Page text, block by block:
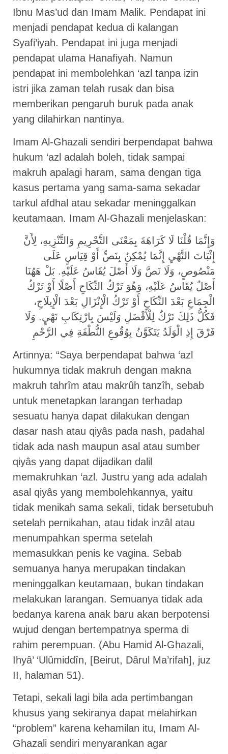
Ibnu Mas’ud dan Imam Malik. Pendapat ini
menjadi pendapat kedua di kalangan
Syafi’iyah. Pendapat ini juga menjadi
pendapat ulama Hanafiyah. Namun
pendapat ini membolehkan ‘azl tanpa izin
istri jika zaman telah rusak dan bisa
memberikan pengaruh buruk pada anak
yang dilahirkan nantinya.
Imam Al-Ghazali sendiri berpendapat bahwa
hukum ‘azl adalah boleh, tidak sampai
makruh apalagi haram, sama dengan tiga
kasus pertama yang sama-sama sekadar
tarkul afdhal atau sekadar meninggalkan
keutamaan. Imam Al-Ghazali menjelaskan:
وَإِنَّمَا قُلْنَا لَا كَرَاهَةَ بِمَعْنَى التَّحْرِيمِ وَالتَّنْزِيهِ، لِأَنَّ
إِثْبَاتَ النَّهْيِ إِنَّمَا يُمْكِنُ بِنَصٍّ أَوْ قِيَاسٍ عَلَى
مَنْصُوصٍ، وَلَا نَصَّ وَلَا أَصْلَ يُقَاسُ عَلَيْهِ. بَلْ هَهُنَا
أَصْلٌ يُقَاسُ عَلَيْهِ، وَهُوَ تَرْكُ النِّكَاحِ أَصْلًا أَوْ تَرْكُ
الْجِمَاعِ بَعْدَ النِّكَاحِ أَوْ تَرْكُ الْإِنْزَالِ بَعْدَ الْإِيلَاجِ،
فَكُلُّ ذَلِكَ تَرْكٌ لِلْأَفْضَلِ وَلَيْسَ بِارْتِكَابِ نَهْيٍ. وَلَا
فَرْقَ إِذِ الْوَلَدُ يَتَكَوَّنُ بِوُقُوعِ النُّطْفَةِ فِي الرَّحْمِ
Artinnya: “Saya berpendapat bahwa ‘azl
hukumnya tidak makruh dengan makna
makruh tahrîm atau makrûh tanzîh, sebab
untuk menetapkan larangan terhadap
sesuatu hanya dapat dilakukan dengan
dasar nash atau qiyâs pada nash, padahal
tidak ada nash maupun asal atau sumber
qiyâs yang dapat dijadikan dalil
memakruhkan ‘azl. Justru yang ada adalah
asal qiyâs yang membolehkannya, yaitu
tidak menikah sama sekali, tidak bersetubuh
setelah pernikahan, atau tidak inzâl atau
menumpahkan sperma setelah
memasukkan penis ke vagina. Sebab
semuanya hanya merupakan tindakan
meninggalkan keutamaan, bukan tindakan
melakukan larangan. Semuanya tidak ada
bedanya karena anak baru akan berpotensi
wujud dengan bertempatnya sperma di
rahim perempuan. (Abu Hamid Al-Ghazali,
Ihyâ’ ‘Ulûmiddîn, [Beirut, Dârul Ma’rifah], juz
II, halaman 51).
Tetapi, sekali lagi bila ada pertimbangan
khusus yang sekiranya dapat melahirkan
“problem” karena kehamilan itu, Imam Al-
Ghazali sendiri menyarankan agar